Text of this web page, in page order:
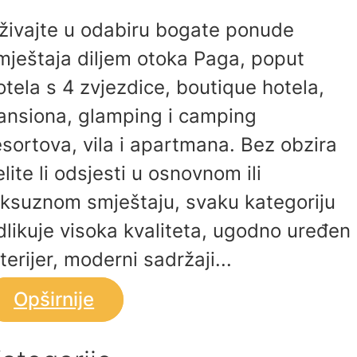
u odabiru bogate ponude
diljem otoka Paga, poput
s 4 zvjezdice, boutique hotela,
glamping i camping
vila i apartmana. Bez obzira
li odsjesti u osnovnom ili
smještaju, svaku kategoriju
visoka kvaliteta, ugodno uređen
moderni sadržaji...
Opširnije